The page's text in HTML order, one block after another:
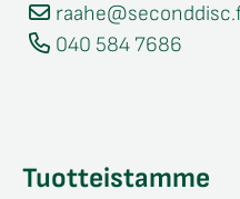
040 584 7686
Tuotteistamme